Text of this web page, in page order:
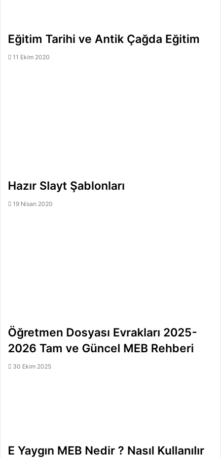
Eğitim Tarihi ve Antik Çağda Eğitim
11 Ekim 2020
Hazır Slayt Şablonları
19 Nisan 2020
Öğretmen Dosyası Evrakları 2025-
2026 Tam ve Güncel MEB Rehberi
30 Ekim 2025
E Yaygın MEB Nedir ? Nasıl Kullanılır